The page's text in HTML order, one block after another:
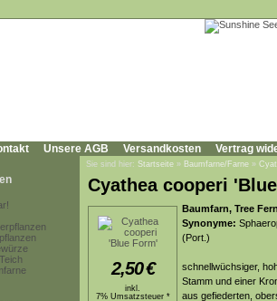
Unsere AGB Versandkosten Vertrag
Sie sind hier: Startseite » Baumfarne/Farne »
Cyathea cooperi
2,50€
inkl.
7% Umsatzsteuer *
Baumfarn, Tree
Synonyme:
(Port.)
schnellwüchsiger,
Stamm und einer
aus gefiederten,